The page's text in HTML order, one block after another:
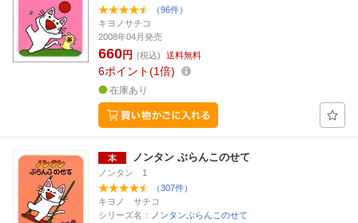
（96件）
キヨノサチコ
2008年04月発売
660円 (税込) 送料無料
6ポイント 1倍
在庫あり
ノンタン ぶらんこのせて
ノンタン 1
（307件）
キヨノ サチコ
シリーズ名：
ノンタンぶらんこのせて